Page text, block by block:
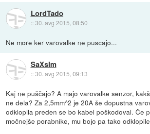
LordTado
::30. avg 2015, 08:50
Ne more ker varovalke ne puscajo...
SaXsIm
::30. avg 2015, 09:13
Kaj ne puščajo? A majo varovalke senzor,
ne dela? Za 2,5mm^2 je 20A še dopustna
odklopila preden se bo kabel poškodoval. Če
močnejše porabnike, mu bojo pa tako